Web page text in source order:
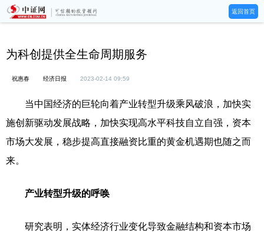
返回首页
为科创提供全生命周期服务
祝惠春 经济日报 2023-02-14 09:59
当中国经济的巨轮向着产业转型升级乘风破浪，加快实
施创新驱动发展战略，加快实现高水平科技自立自强，资本
市场大发展，稳步提高直接融资比重的黄金机遇期也随之而
来。
产业转型升级的呼唤
研究表明，实体经济行业变化导致金融结构和资本市场